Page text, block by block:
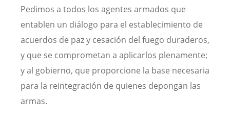
Pedimos a todos los agentes armados que
entablen un diálogo para el establecimiento de
acuerdos de paz y cesación del fuego duraderos,
y que se comprometan a aplicarlos plenamente;
y al gobierno, que proporcione la base necesaria
para la reintegración de quienes depongan las
armas.